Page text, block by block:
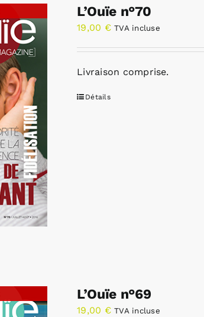
L’Ouïe n°70
19,00 € TVA incluse
Livraison comprise.
Détails
L’Ouïe n°69
19,00 € TVA incluse